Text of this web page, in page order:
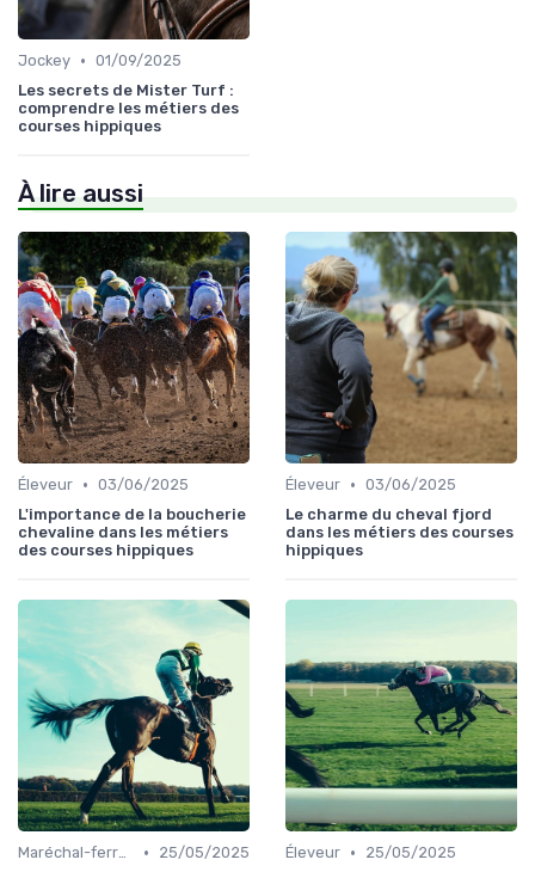
Jockey • 01/09/2025
Les secrets de Mister Turf :
comprendre les métiers des
courses hippiques
À lire aussi
Éleveur • 03/06/2025
L'importance de la boucherie
chevaline dans les métiers
des courses hippiques
Éleveur • 03/06/2025
Le charme du cheval fjord
dans les métiers des courses
hippiques
Maréchal-ferrant •
25/05/2025
Éleveur •
25/05/2025